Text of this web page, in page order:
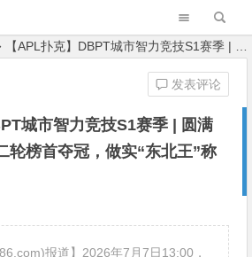
【APL扑克】DBPT城市智力竞技S1赛季 | 圆满落幕，于永泽第二轮榜首夺冠，做实“东北王”称号！
城市智力竞技S1赛季 | 圆满
轮榜首夺冠，做实“东北王”称
发表评论
报道】2026年7月7日13:00，